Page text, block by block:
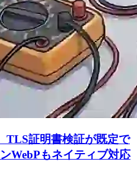
TLS証明書検証が既定で
WebPもネイティブ対応